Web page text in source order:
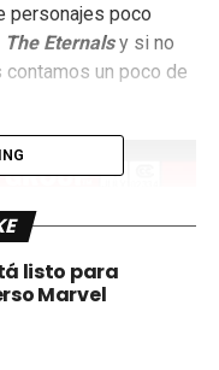
personajes poco
The Eternalsy si no
un poco de
listo para
Marvel